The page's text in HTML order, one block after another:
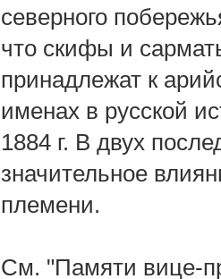
северного
что скифы и
принадлежат к
именах в русской
1884 г. В двух
значительное
племени.
См. "Памяти вице-